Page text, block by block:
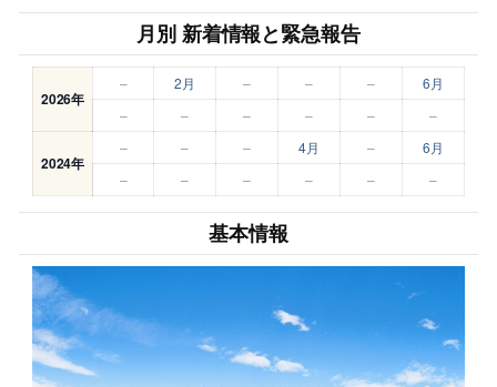
月別 新着情報と緊急報告
2026年
– 2月 – – –
6月
–
– – – – –
2024年
– – – 4月 –
6月
–
– – – – –
基本情報